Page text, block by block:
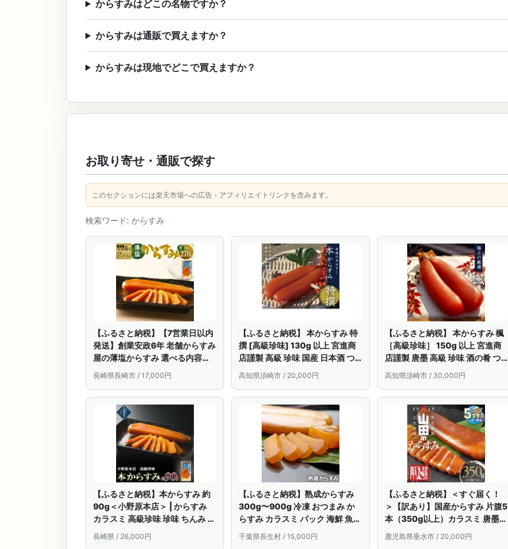
からすみはどこの名物ですか？
からすみは通販で買えますか？
からすみは現地でどこで買えますか？
お取り寄せ・通販で探す
このセクションには楽天市場への広告・アフィリエイトリンクを含みます。
検索ワード: からすみ
【ふるさと納税】【7営業日以内
発送】創業安政6年 老舗からすみ
屋の薄塩からすみ 選べる内容量 (
70g / 110g / 180g / 240g /
270g ) | 唐墨 珍味 料理 おつまみ
酒の肴 日本酒 ワイン 長崎 カラス
ミ 魚卵 常温 長崎県 長崎市 送料
長崎県長崎市 / 17,000円
【ふるさと納税】 本からすみ 特
撰 [高級珍味] 130g 以上 宮進商
店謹製 高級 珍味 国産 日本酒 つ
まみ おせち お歳暮 カラスミ お試
し パスタ ボッタルガ ふるさと納
税 からすみふるさと納税 高知 須
崎 MS006
高知県須崎市 / 20,000円
【ふるさと納税】 本からすみ 楓
［高級珍味］ 150g 以上 宮進商
店謹製 唐墨 高級 珍味 酒の肴 つ
まみ 魚卵 高知 国産 日本酒 熨斗
贈答 料亭 最高級 食べ方 カラスミ
ボッタルガ からすみふるさと納
税 MS016
高知県須崎市 / 30,000円
【ふるさと納税】本からすみ 約
90g＜小野原本店＞ | からすみ
カラスミ 高級珍味 珍味 ちんみ お
つまみ つまみ 贈答品 長崎県 長崎
酒の肴 特産品 名産品 ご当地 食品
長崎県 / 26,000円
【ふるさと納税】熟成からすみ
300g〜900g 冷凍 おつまみ か
らすみ カラスミ パック 海鮮 魚介
類 魚介 日本三大珍味 高級珍味 ふ
るさと 納税 千葉県 長生村
千葉県長生村 / 15,000円
【ふるさと納税】＜すぐ届く！
＞【訳あり】国産からすみ 片腹5
本（350g以上）カラスミ 唐墨
おつまみ 魚卵 珍味 冷凍 小分け
鹿児島県 垂水市【山田水産】
鹿児島県垂水市 / 20,000円